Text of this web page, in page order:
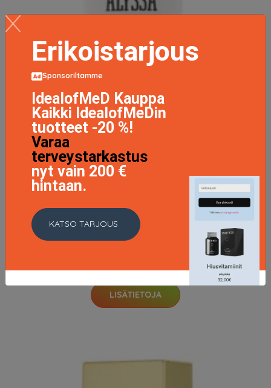
LISÄTIETOJA
Erikoistarjous
Sponsoriltamme
IdealofMeD Kauppa
Kaikki IdealofMeDin
tuotteet -20 %!
Varaa
terveystarkastus
nyt vain 200 €
hintaan.
KATSO TARJOUS